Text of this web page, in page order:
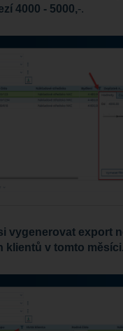
4000 - 5000,-.
vygenerovat export
klientů v tomto měsíci.